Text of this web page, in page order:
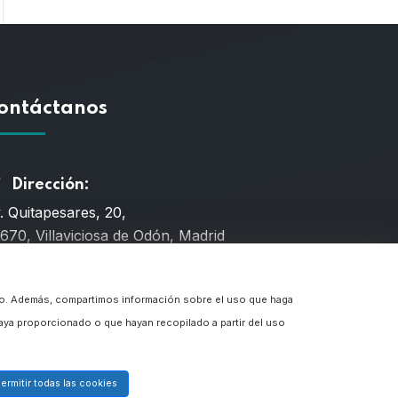
Dirección:
Quitapesares, 20,
Villaviciosa de Odón, Madrid
compartimos información sobre el uso que haga
proporcionado o que hayan recopilado a partir del uso
todas las cookies